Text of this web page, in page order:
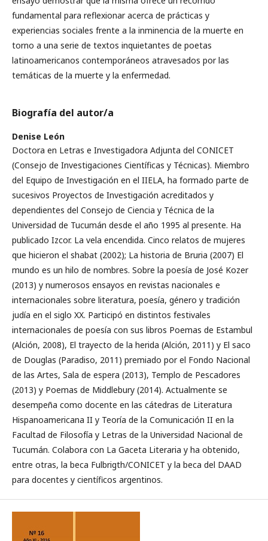
fundamental para reflexionar acerca de prácticas y
experiencias sociales frente a la inminencia de la muerte en
torno a una serie de textos inquietantes de poetas
latinoamericanos contemporáneos atravesados por las
temáticas de la muerte y la enfermedad.
Biografía del autor/a
Denise León
Doctora en Letras e Investigadora Adjunta del CONICET
(Consejo de Investigaciones Científicas y Técnicas). Miembro
del Equipo de Investigación en el IIELA, ha formado parte de
sucesivos Proyectos de Investigación acreditados y
dependientes del Consejo de Ciencia y Técnica de la
Universidad de Tucumán desde el año 1995 al presente. Ha
publicado Izcor. La vela encendida. Cinco relatos de mujeres
que hicieron el shabat (2002); La historia de Bruria (2007) El
mundo es un hilo de nombres. Sobre la poesía de José Kozer
(2013) y numerosos ensayos en revistas nacionales e
internacionales sobre literatura, poesía, género y tradición
judía en el siglo XX. Participó en distintos festivales
internacionales de poesía con sus libros Poemas de Estambul
(Alción, 2008), El trayecto de la herida (Alción, 2011) y El saco
de Douglas (Paradiso, 2011) premiado por el Fondo Nacional
de las Artes, Sala de espera (2013), Templo de Pescadores
(2013) y Poemas de Middlebury (2014). Actualmente se
desempeña como docente en las cátedras de Literatura
Hispanoamericana II y Teoría de la Comunicación II en la
Facultad de Filosofía y Letras de la Universidad Nacional de
Tucumán. Colabora con La Gaceta Literaria y ha obtenido,
entre otras, la beca Fulbrigth/CONICET y la beca del DAAD
para docentes y científicos argentinos.